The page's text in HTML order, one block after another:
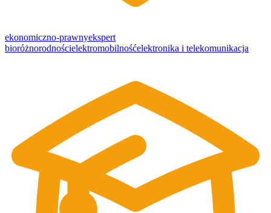
ekonomiczno-prawnyekspert
bioróżnorodnościelektromobilnośćelektronika i telekomunikacja